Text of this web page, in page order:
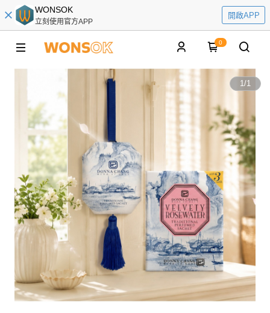
WONSOK
立刻使用官方APP
開啟APP
0
1/1